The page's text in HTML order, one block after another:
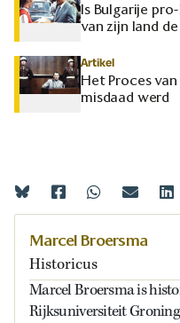
Is Bulgarije
van zijn land
Artikel
Het Proces
misdaad werd
Marcel Broersma
Historicus
Marcel Broersma is
Rijksuniversiteit